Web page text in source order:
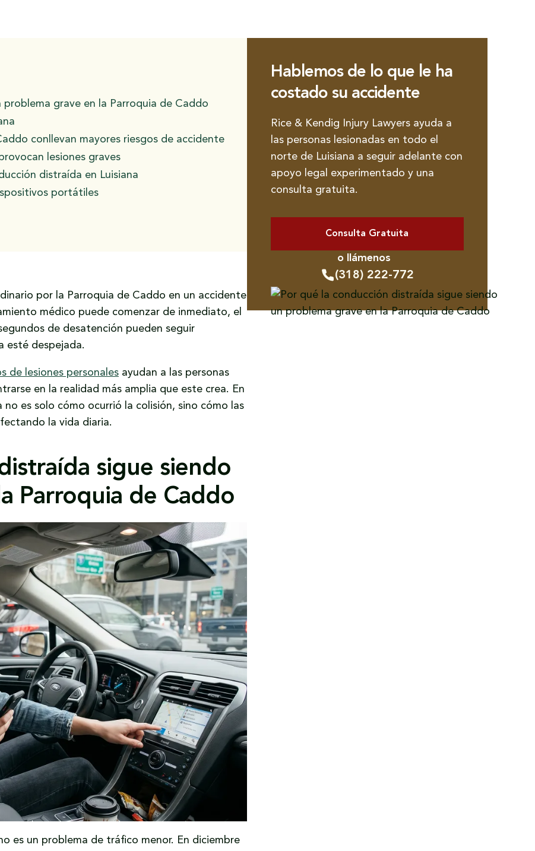
grave en la Parroquia de Caddo
conllevan mayores riesgos de accidente
lesiones graves
distraída en Luisiana
portátiles
por la Parroquia de Caddo en un accidente
médico puede comenzar de inmediato, el
de desatención pueden seguir
esté despejada.
de lesiones personales ayudan a las personas
en la realidad más amplia que este crea. En
es solo cómo ocurrió la colisión, sino cómo las
la vida diaria.
sigue siendo
Parroquia de Caddo
es un problema de tráfico menor. En diciembre
Hablemos de lo que le ha
costado su accidente
Rice & Kendig Injury Lawyers ayuda a
las personas lesionadas en todo el
norte de Luisiana a seguir adelante con
apoyo legal experimentado y una
consulta gratuita.
Consulta Gratuita
o llámenos
(318) 222-772